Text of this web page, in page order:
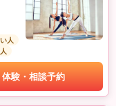
人
体験・相談予約